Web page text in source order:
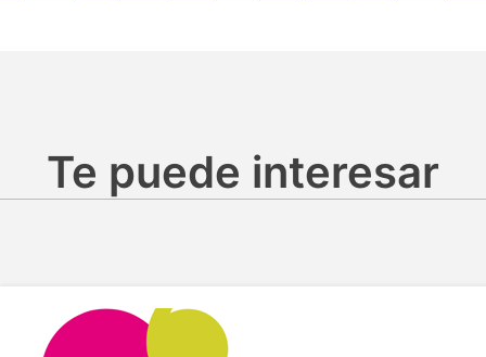
Te puede interesar